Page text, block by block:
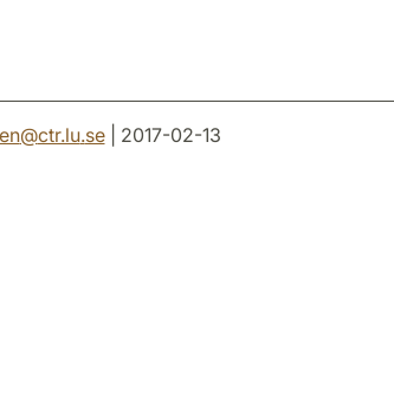
@ctr.lu.se| 2017-02-13